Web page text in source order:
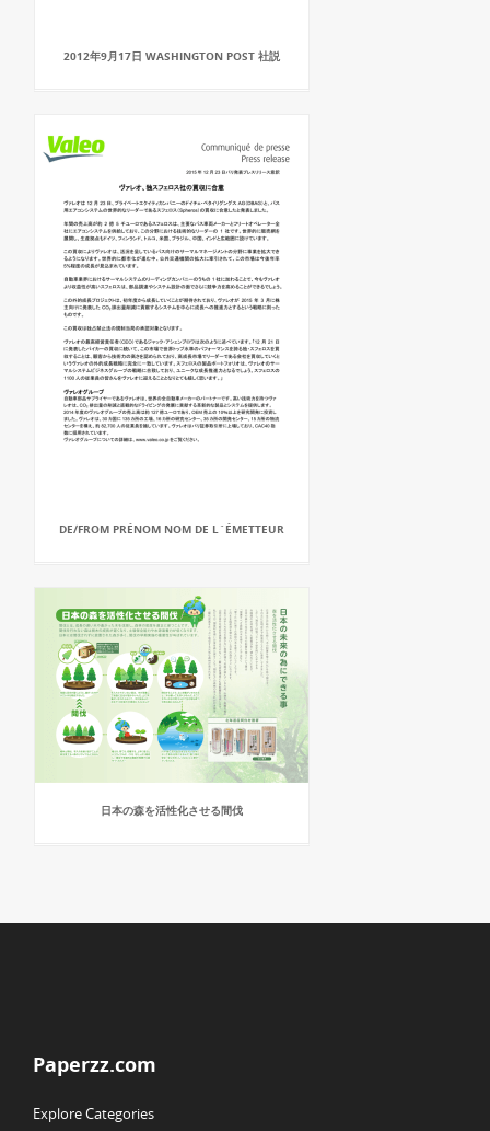
2012年9月17日 WASHINGTON POST 社説
DE/FROM PRÉNOM NOM DE L`ÉMETTEUR
日本の森を活性化させる間伐
Paperzz.com
Explore Categories